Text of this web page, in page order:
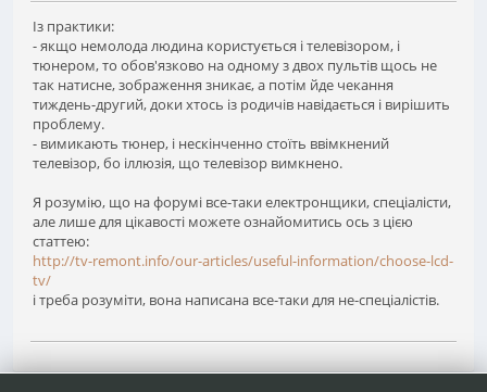
Із практики:
- якщо немолода людина користується і телевізором, і
тюнером, то обов'язково на одному з двох пультів щось не
так натисне, зображення зникає, а потім йде чекання
тиждень-другий, доки хтось із родичів навідається і вирішить
проблему.
- вимикають тюнер, і нескінченно стоїть ввімкнений
телевізор, бо іллюзія, що телевізор вимкнено.
Я розумію, що на форумі все-таки електронщики, спеціалісти,
але лише для цікавості можете ознайомитись ось з цією
статтею:
http://tv-remont.info/our-articles/useful-information/choose-lcd-
tv/
і треба розуміти, вона написана все-таки для не-спеціалістів.